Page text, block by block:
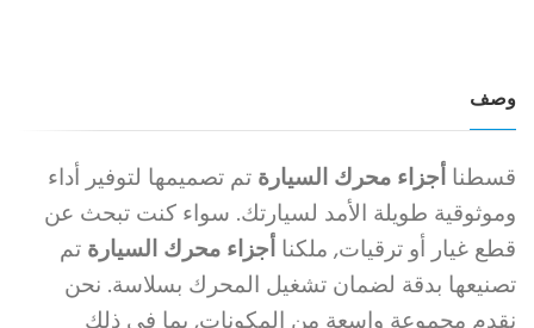
وصف
قسطنا أجزاء محرك السيارة تم تصميمها لتوفير أداء
وموثوقية طويلة الأمد لسيارتك. سواء كنت تبحث عن
قطع غيار أو ترقيات, ملكنا أجزاء محرك السيارة تم
تصنيعها بدقة لضمان تشغيل المحرك بسلاسة. نحن